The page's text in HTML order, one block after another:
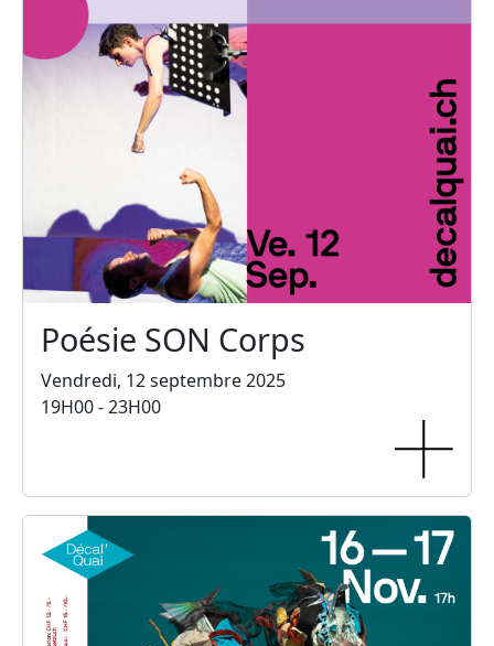
Poésie SON Corps
Vendredi, 12 septembre 2025
19H00 - 23H00